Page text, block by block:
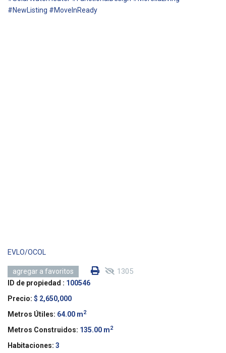
#NewListing #MoveInReady
EVLO/OCOL
agregar a favoritos 1305
ID de propiedad : 100546
Precio: $ 2,650,000
Metros Útiles: 64.00 m2
Metros Construidos: 135.00 m2
Habitaciones: 3